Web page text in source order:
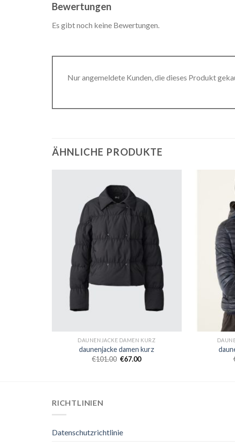
Bewertungen
Es gibt noch keine Bewertungen.
Nur angemeldete Kunden, die dieses Produkt
ÄHNLICHE PRODUKTE
DAUNENJACKE DAMEN KURZ
daunenjacke damen kurz
€101.00 €67.00
RICHTLINIEN
Datenschutzrichtlinie